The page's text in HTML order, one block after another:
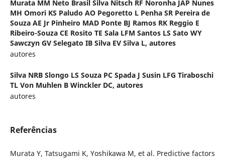
Murata MM Neto Brasil Silva Nitsch RF Noronha JAP Nunes
MH Omori KS Paludo AO Pegoretto L Penha SR Pereira de
Souza AE Jr Pinheiro MAD Ponte BJ Ramos RK Reggio E
Ribeiro-Souza CE Rosito TE Sala LFM Santos LS Sato WY
Sawczyn GV Selegato IB Silva EV Silva L, autores
autores
Silva NRB Slongo LS Souza PC Spada J Susin LFG Tiraboschi
TL Von Muhlen B Winckler DC, autores
autores
Referências
Murata Y, Tatsugami K, Yoshikawa M, et al. Predictive factors